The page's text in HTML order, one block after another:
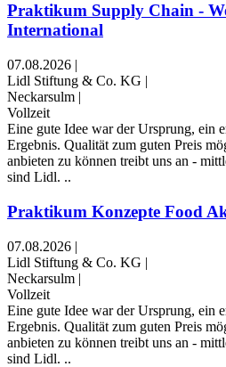
Praktikum Supply Chain -
International
07.08.2026 |
Lidl Stiftung & Co. KG |
Neckarsulm |
Vollzeit
Eine gute Idee war der Ursprung, ein
Ergebnis. Qualität zum guten Preis
anbieten zu können treibt uns an -
sind Lidl. ..
Praktikum Konzepte Food
07.08.2026 |
Lidl Stiftung & Co. KG |
Neckarsulm |
Vollzeit
Eine gute Idee war der Ursprung, ein
Ergebnis. Qualität zum guten Preis
anbieten zu können treibt uns an -
sind Lidl. ..